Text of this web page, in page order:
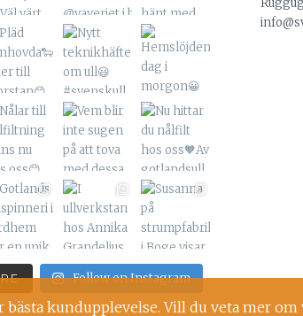
Follow on Instagram
kundupplevelse. Vill du veta mer om